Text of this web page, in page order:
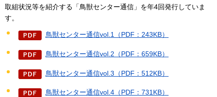
取組状況等を紹介する「鳥獣センター通信」を年4回発行していま
す。
鳥獣センター通信vol.1（PDF：243KB）
鳥獣センター通信vol.2（PDF：659KB）
鳥獣センター通信vol.3（PDF：512KB）
鳥獣センター通信vol.4（PDF：731KB）